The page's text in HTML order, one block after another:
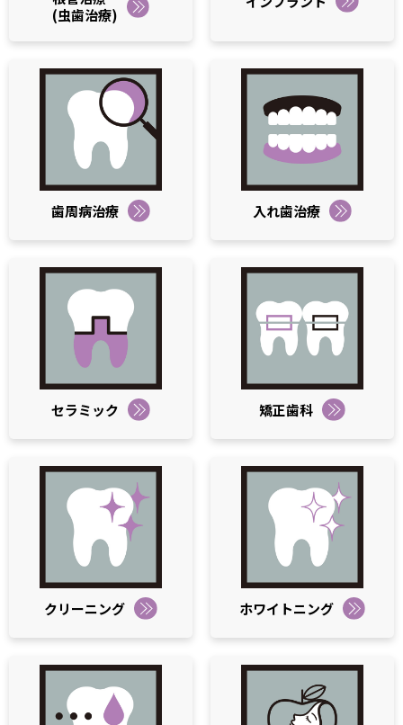
(虫歯治療)
歯周病治療 入れ歯治療
セラミック 矯正歯科
クリーニング ホワイトニング